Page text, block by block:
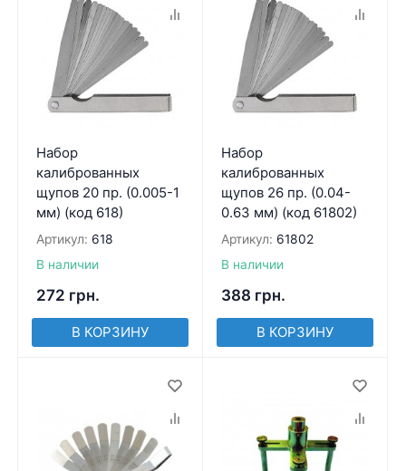
Набор
калиброванных
щупов 20 пр. (0.005-1
мм) (код 618)
Артикул: 618
В наличии
272 грн.
В КОРЗИНУ
Набор
калиброванных
щупов 26 пр. (0.04-
0.63 мм) (код 61802)
Артикул: 61802
В наличии
388 грн.
В КОРЗИНУ